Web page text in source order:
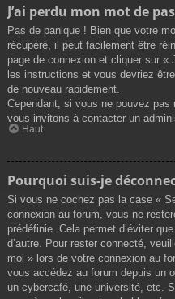
J’ai perdu mon mot de
Pas de panique ! Bien que votre
récupéré, il peut facilement être
page de connexion et cliquer sur «
les instructions et vous devriez
de nouveau rapidement.
Cependant, si vous ne pouvez
vous invitons à contacter un
Haut
Pourquoi suis-je
Si vous ne cochez pas la case «
connexion au forum, vous ne
prédéfinie. Cela permet d’éviter
d’autre. Pour rester connecté,
moi » lors de votre connexion au
vous accédez au forum depuis un
un cybercafé, une université, etc.